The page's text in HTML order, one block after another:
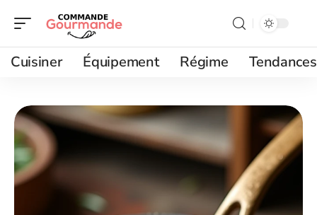
Cuisiner Équipement Régime Tendances